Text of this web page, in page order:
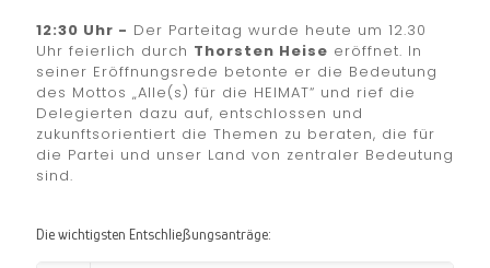
12:30 Uhr - Der Parteitag wurde heute um 12.30
Uhr feierlich durch Thorsten Heise eröffnet. In
seiner Eröffnungsrede betonte er die Bedeutung
des Mottos „Alle(s) für die HEIMAT“ und rief die
Delegierten dazu auf, entschlossen und
zukunftsorientiert die Themen zu beraten, die für
die Partei und unser Land von zentraler Bedeutung
sind.
Die wichtigsten Entschließungsanträge: